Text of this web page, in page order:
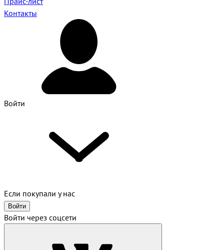
Контакты
Войти
Если покупали у нас
Войти
Войти через соцсети